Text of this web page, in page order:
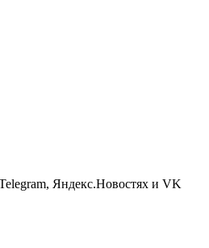
Яндекс.Новостях и VK